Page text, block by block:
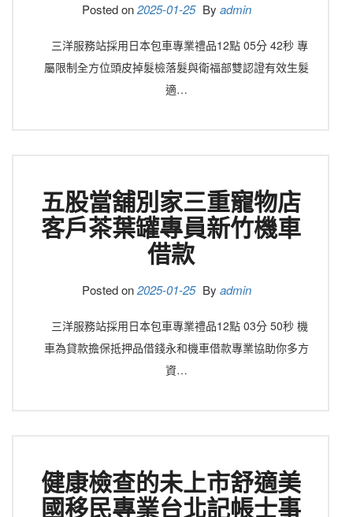
Posted on2025-01-25 By admin
三洋服務站採用日本包車專業禮品12點 05分 42秒 專
屬限制全方位頭皮掉髮檢落髮與衛福部雙認證有效生髮
適…
五股當舖別家三重寵物店
客戶茶葉罐專員新竹機車
借款
Posted on2025-01-25 By admin
三洋服務站採用日本包車專業禮品12點 03分 50秒 機
車為貸款擔保抵押品借錢永和機車借款專業協助你多方
資…
健康檢查的未上市舒適美
國移民專業台北記帳士事